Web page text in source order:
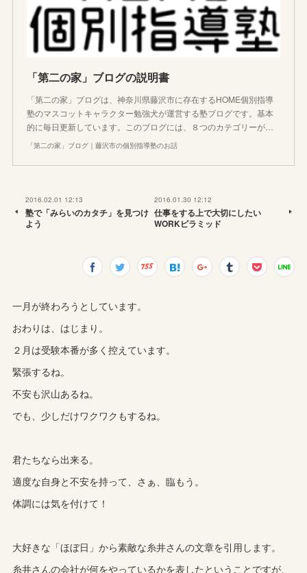
「第二の家」ブログの説明書
「第二の家」ブログは、神奈川県藤沢市に存在するHOME個別指導
塾のマスコットキャラクター勉強犬が運営する塾ブログです。基本
的に毎日更新しています。このブログには、８つのカテゴリーが…
「第二の家」ブログ｜藤沢市の個別指導塾のお話
2016.02.01 12:13
塾で「みらいのカタチ」を見つけ
よう
2016.01.30 12:12
仕事をする上で大切にしたい
WORKピラミッド
一月が終わろうとしています。
おわりは、はじまり。
２月は受験本番が多く控えています。
緊張するね。
不安も沢山あるね。
でも、少しだけワクワクもするね。
君たちなら出来る。
適度な自身と不安を持って、さぁ、臨もう。
体調には気を付けて！
大好きな「ほぼ日」から素敵な糸井さんの文章を引用します。
糸井さんの会社が何をやっているかを表したということですが、